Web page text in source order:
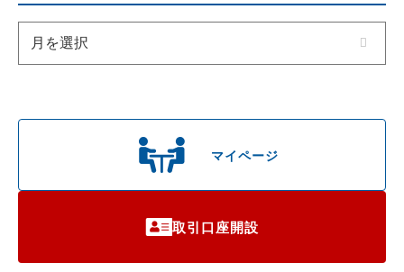
マイページ
取引口座開設